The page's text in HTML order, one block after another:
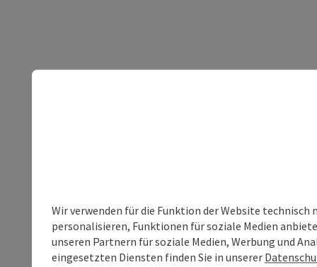
Wir verwenden für die Funktion der Website
personalisieren, Funktionen für soziale Medien
unseren Partnern für soziale Medien, Werbung und
eingesetzten Diensten finden Sie in unserer